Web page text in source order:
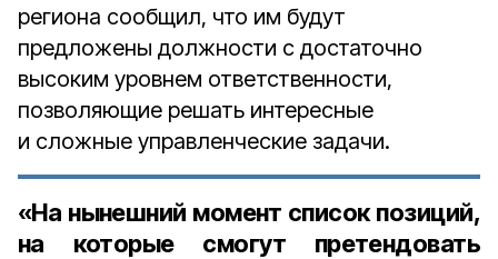
региона сообщил, что им будут
предложены должности с достаточно
высоким уровнем ответственности,
позволяющие решать интересные
и сложные управленческие задачи.
«На нынешний момент список позиций,
на которые смогут претендовать